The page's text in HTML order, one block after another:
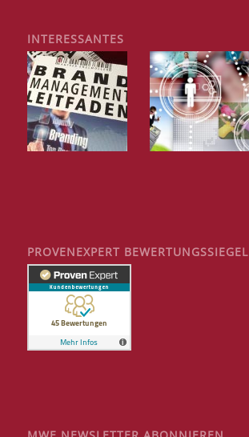
INTERESSANTES
PROVENEXPERT BEWERTUNGSSIEGEL